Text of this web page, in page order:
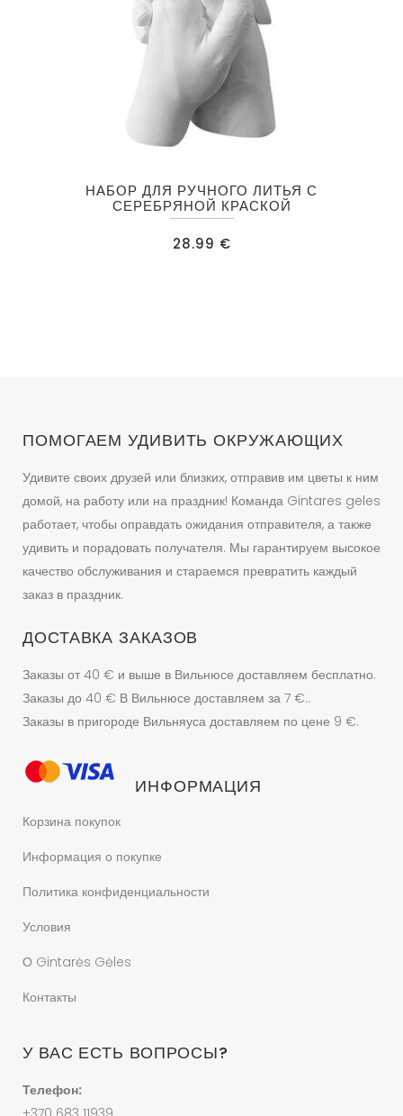
НАБОР ДЛЯ РУЧНОГО ЛИТЬЯ С
СЕРЕБРЯНОЙ КРАСКОЙ
28.99 €
ПОМОГАЕМ УДИВИТЬ ОКРУЖАЮЩИХ
Удивите своих друзей или близких, отправив им цветы к ним
домой, на работу или на праздник! Команда Gintares geles
работает, чтобы оправдать ожидания отправителя, а также
удивить и порадовать получателя. Мы гарантируем высокое
качество обслуживания и стараемся превратить каждый
заказ в праздник.
ДОСТАВКА ЗАКАЗОВ
Заказы от 40 € и выше в Вильнюсе доставляем бесплатно.
Заказы до 40 € В Вильнюсе доставляем за 7 €..
Заказы в пригороде Вильняуса доставляем по цене 9 €.
ИНФОРМАЦИЯ
Корзина покупок
Информация о покупке
Политика конфиденциальности
Условия
О Gintarės Gėles
Контакты
У ВАС ЕСТЬ ВОПРОСЫ?
Телефон: